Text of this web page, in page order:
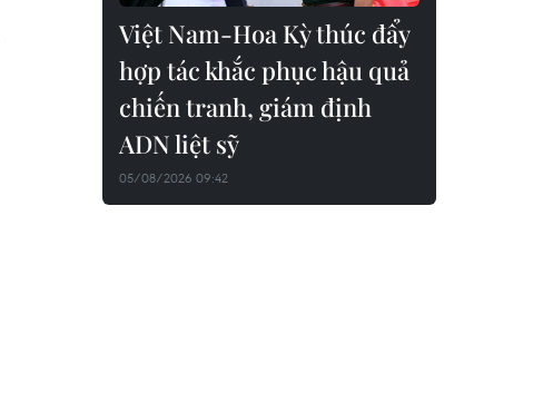
Việt Nam-Hoa Kỳ thúc đẩy
hợp tác khắc phục hậu quả
chiến tranh, giám định
ADN liệt sỹ
05/08/2026 09:42